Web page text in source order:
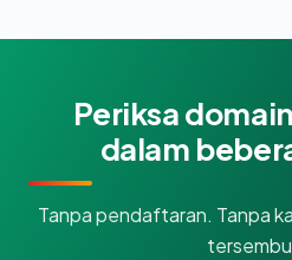
Periksa
dalam
Tanpa pendaftaran. Tanpa